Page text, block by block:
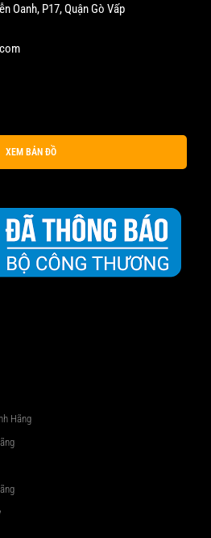
Oanh, P17, Quận Gò Vấp
XEM BẢN ĐỒ
Hãng